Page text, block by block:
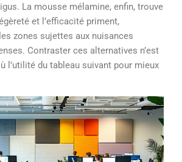
La mousse mélamine, enfin, trouve
et l’efficacité priment,
zones sujettes aux nuisances
Contraster ces alternatives n’est
l’utilité du tableau suivant pour mieux